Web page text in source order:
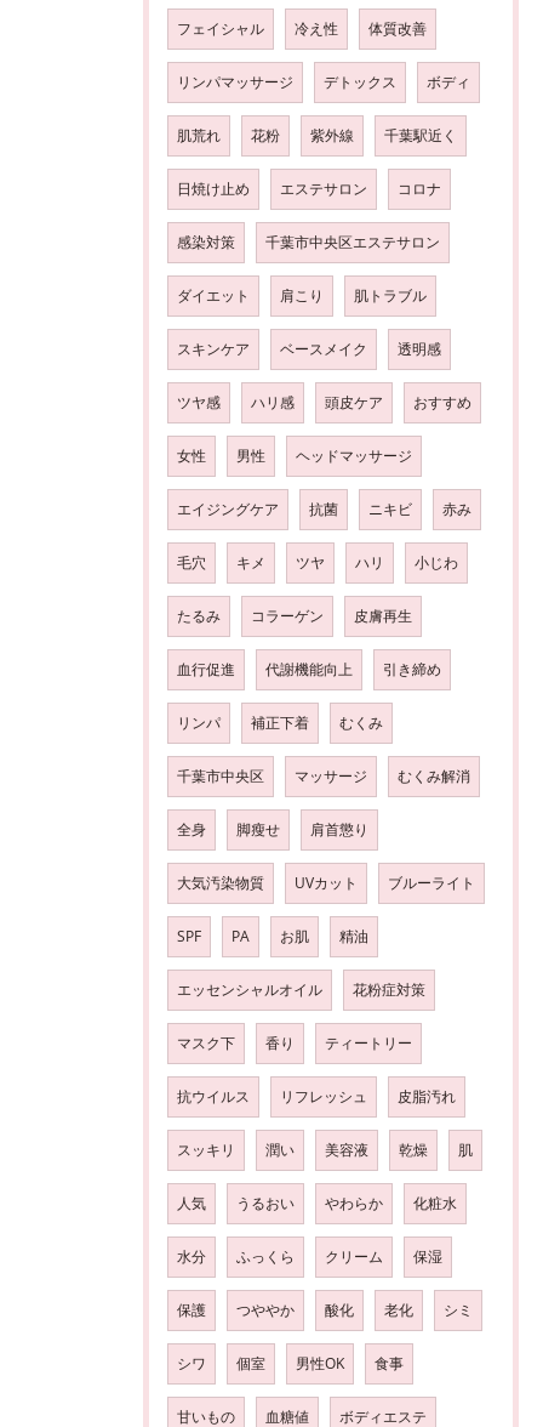
フェイシャル 冷え性 体質改善
リンパマッサージ デトックス ボディ
肌荒れ 花粉 紫外線 千葉駅近く
日焼け止め エステサロン コロナ
感染対策 千葉市中央区エステサロン
ダイエット 肩こり 肌トラブル
スキンケア ベースメイク 透明感
ツヤ感 ハリ感 頭皮ケア おすすめ
女性 男性 ヘッドマッサージ
エイジングケア 抗菌 ニキビ 赤み
毛穴 キメ ツヤ ハリ 小じわ
たるみ コラーゲン 皮膚再生
血行促進 代謝機能向上 引き締め
リンパ 補正下着 むくみ
千葉市中央区 マッサージ むくみ解消
全身 脚瘦せ 肩首懲り
大気汚染物質 UVカット ブルーライト
SPF PA お肌 精油
エッセンシャルオイル 花粉症対策
マスク下 香り ティートリー
抗ウイルス リフレッシュ 皮脂汚れ
スッキリ 潤い 美容液 乾燥 肌
人気 うるおい やわらか 化粧水
水分 ふっくら クリーム 保湿
保護 つややか 酸化 老化 シミ
シワ 個室 男性OK 食事
甘いもの 血糖値 ボディエステ